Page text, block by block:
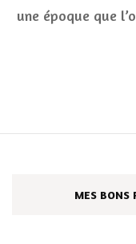
une époque que
MES BONS